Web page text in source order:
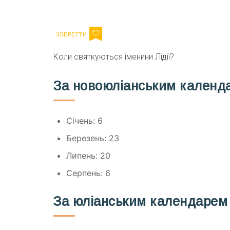
Коли святкуються іменини Лідії?
За новоюліанським
Січень: 6
Березень: 23
Липень: 20
Серпень: 6
За юліанським календарем